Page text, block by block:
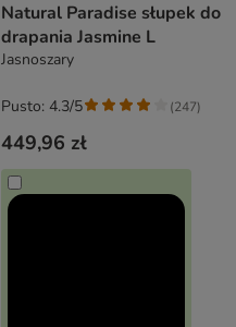
Natural Paradise słupek do
drapania Jasmine L
Jasnoszary
449,96 zł
Pusto: 4.3/5 (247)